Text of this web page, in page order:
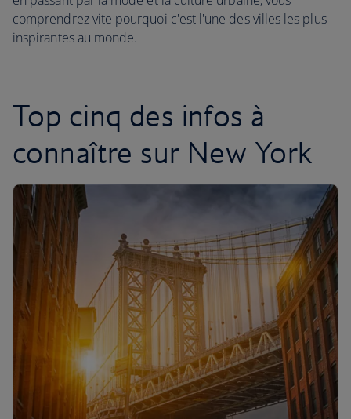
comprendrez vite pourquoi c'est l'une des villes les plus
inspirantes au monde.
Top cinq des infos à
connaître sur New York